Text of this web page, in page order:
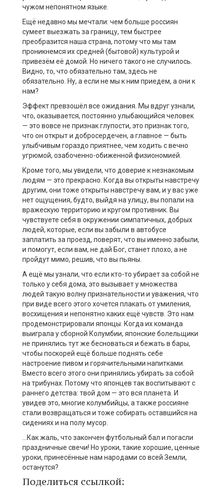
чужом непонятном языке.
Ещё недавно мы мечтали: чем больше россиян
сумеет выезжать за границу, тем быстрее
преобразится наша страна, потому что мы там
проникнемся их средней (бытовой) культурой и
привезём её домой. Но ничего такого не случилось.
Видно, то, что обязательно там, здесь не
обязательно. Ну, а если не мы к ним приедем, а они к
нам?
Эффект превзошёл все ожидания. Мы вдруг узнали,
что, оказывается, постоянно улыбающийся человек
— это вовсе не признак глупости, это признак того,
что он открыт и добросердечен, а главное — быть
улыбчивым гораздо приятнее, чем ходить с вечно
угрюмой, озабоченно-обиженной физиономией.
Кроме того, мы увидели, что доверие к незнакомым
людям — это прекрасно. Когда вы открыты навстречу
другим, они тоже открыты навстречу вам, и у вас уже
нет ощущения, будто, выйдя на улицу, вы попали на
вражескую территорию и кругом противник. Вы
чувствуете себя в окружении симпатичных, добрых
людей, которые, если вы забыли в автобусе
заплатить за проезд, поверят, что вы именно забыли,
и помогут, если вам, не дай Бог, станет плохо, а не
пройдут мимо, решив, что вы пьяны.
А ещё мы узнали, что если кто-то убирает за собой не
только у себя дома, это вызывает у множества
людей такую волну признательности и уважения, что
при виде всего этого хочется плакать от умиления,
восхищения и непонятно каких ещё чувств. Это нам
продемонстрировали японцы. Когда их команда
выиграла у сборной Колумбии, японские болельщики
не принялись тут же бесноваться и бежать в бары,
чтобы поскорей ещё больше поднять себе
настроение пивом и горячительными напитками.
Вместо всего этого они принялись убирать за собой
на трибунах. Потому что японцев так воспитывают с
раннего детства: твой дом — это вся планета. И
увидев это, многие колумбийцы, а также россияне
стали возвращаться и тоже собирать оставшийся на
сидениях и на полу мусор.
…Как жаль, что закончен футбольный бал и погасли
праздничные свечи! Но уроки, такие хорошие, ценные
уроки, принесённые нам народами со всей Земли,
останутся?
Поделиться ссылкой: